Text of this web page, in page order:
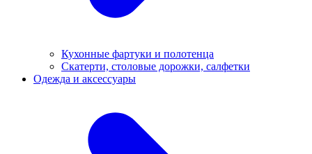
Кухонные фартуки и полотенца
Скатерти, столовые дорожки, салфетки
Одежда и аксессуары